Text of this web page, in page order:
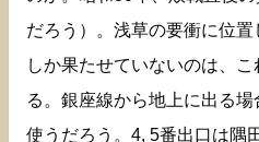
だろう）。浅草の要衝に位
しか果たせていないのは、
る。銀座線から地上に出る
使うだろう。4, 5番出口は隅